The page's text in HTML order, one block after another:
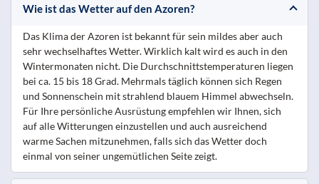
Wie ist das Wetter auf den Azoren?
Das Klima der Azoren ist bekannt für sein mildes aber auch
sehr wechselhaftes Wetter. Wirklich kalt wird es auch in den
Wintermonaten nicht. Die Durchschnittstemperaturen liegen
bei ca. 15 bis 18 Grad. Mehrmals täglich können sich Regen
und Sonnenschein mit strahlend blauem Himmel abwechseln.
Für Ihre persönliche Ausrüstung empfehlen wir Ihnen, sich
auf alle Witterungen einzustellen und auch ausreichend
warme Sachen mitzunehmen, falls sich das Wetter doch
einmal von seiner ungemütlichen Seite zeigt.